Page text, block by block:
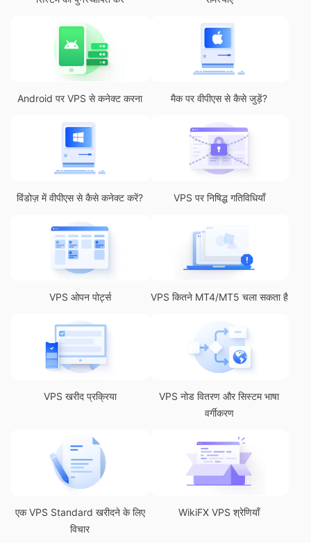
Android पर VPS से कनेक्ट करना मैक पर वीपीएस से कैसे जुड़ें?
विंडोज़ में वीपीएस से कैसे कनेक्ट करें? VPS पर निषिद्ध गतिविधियाँ
VPS ओपन पोर्ट्स VPS कितने MT4/MT5 चला सकता है
VPS खरीद प्रक्रिया
VPS नोड वितरण और सिस्टम भाषा
वर्गीकरण
एक VPS Standard खरीदने के लिए
विचार
WikiFX VPS श्रेणियाँ